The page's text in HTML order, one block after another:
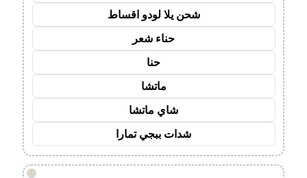
شحن يلا لودو اقساط
حناء شعر
حنا
ماتشا
شاي ماتشا
شدات ببجي تمارا
!